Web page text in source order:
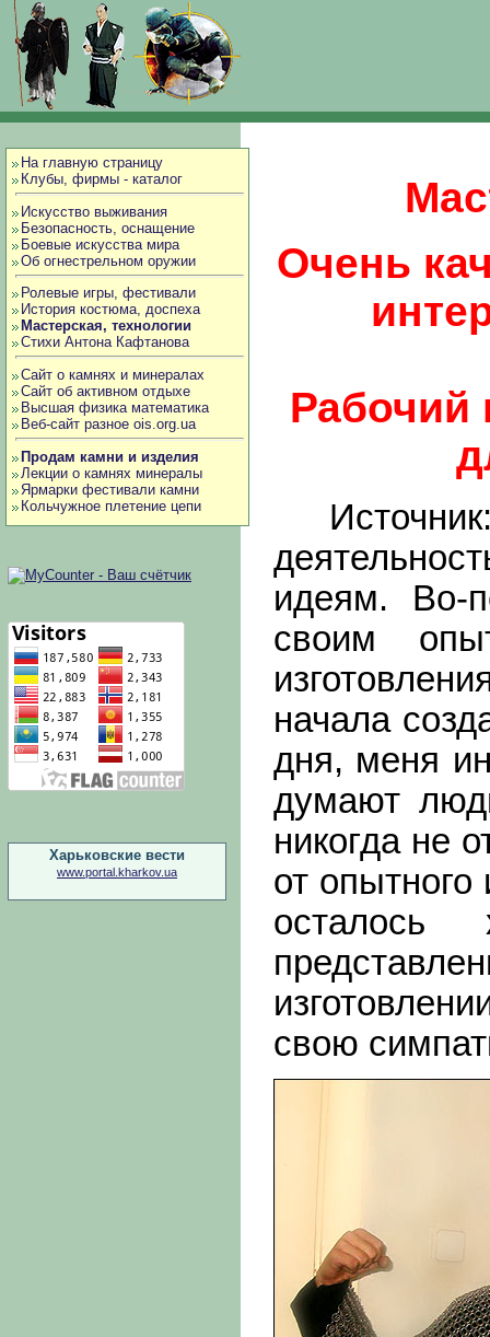
На главную страницу
Клубы, фирмы - каталог
Искусство выживания
Безопасность, оснащение
Боевые искусства мира
Об огнестрельном оружии
Ролевые игры, фестивали
История костюма, доспеха
Мастерская, технологии
Стихи Антона Кафтанова
Сайт о камнях и минералах
Сайт об активном отдыхе
Высшая физика математика
Веб-сайт разное ois.org.ua
Продам камни и изделия
Лекции о камнях минералы
Ярмарки фестивали камни
Кольчужное плетение цепи
Очень
Рабочий
идеям. Во-
своим
начала
дня, меня
думают
никогда не
от
осталось
свою
Харьковские вести
www.portal.kharkov.ua